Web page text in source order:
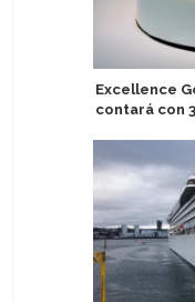
Excellence
contará con